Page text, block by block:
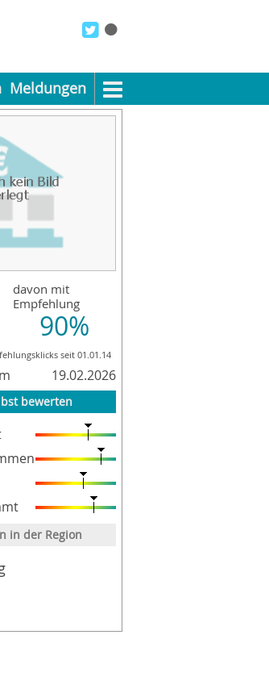
Meldungen
davon mit
Empfehlung
90%
seit 01.01.14
19.02.2026
bewerten
in der Region